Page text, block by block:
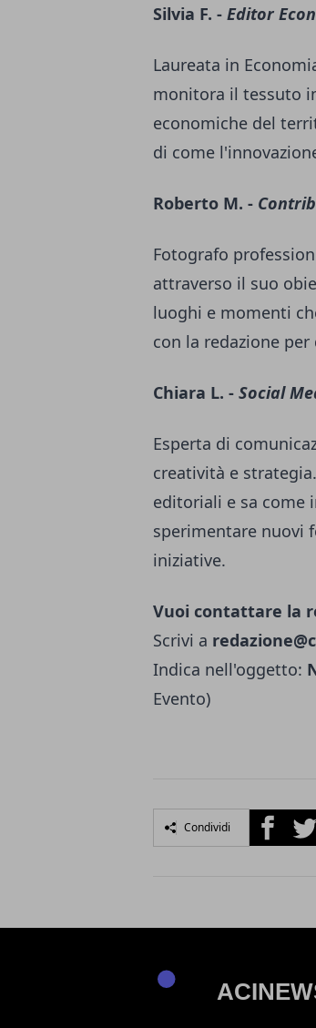
Silvia F. - Editor
Laureata in
monitora il tessuto
economiche del
di come
Roberto M. -
Fotografo
attraverso il suo
luoghi e momenti
con la redazione
Chiara L. - Social
Esperta di
creatività e
editoriali e sa come
sperimentare nuovi
iniziative.
Vuoi contattare la
Scrivi a
Indica nell'oggetto:
Evento)
Condividi Facebook